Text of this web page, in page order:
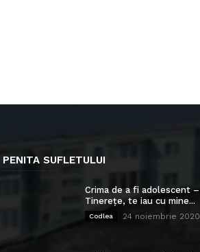
PENITA SUFLETULUI
Crima de a fi adolescent –
Tinerețe, te iau cu mine...
Codlea 24 noiembrie 2020